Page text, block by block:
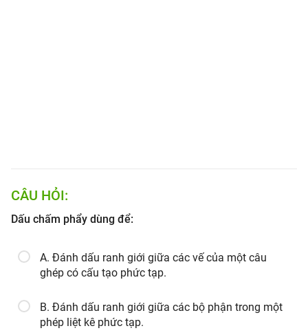
CÂU HỎI:
Dấu chấm phẩy dùng để:
A. Đánh dấu ranh giới giữa các vế của một câu
ghép có cấu tạo phức tạp.
B. Đánh dấu ranh giới giữa các bộ phận trong một
phép liệt kê phức tạp.